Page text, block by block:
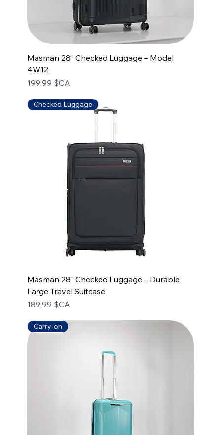
Masman 28" Checked Luggage – Model
4W12
Prix
199,99 $CA
Checked Luggage
Masman 28" Checked Luggage – Durable
Large Travel Suitcase
Prix
189,99 $CA
Carry-on